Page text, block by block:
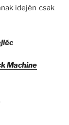
idején csak
Machine